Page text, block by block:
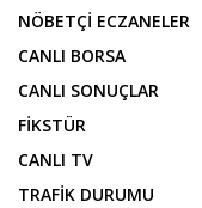
NÖBETÇİ ECZANELER
CANLI BORSA
CANLI SONUÇLAR
FİKSTÜR
CANLI TV
TRAFİK DURUMU